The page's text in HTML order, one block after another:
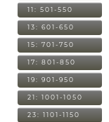
11: 501-550
13: 601-650
15: 701-750
17: 801-850
19: 901-950
21: 1001-1050
23: 1101-1150